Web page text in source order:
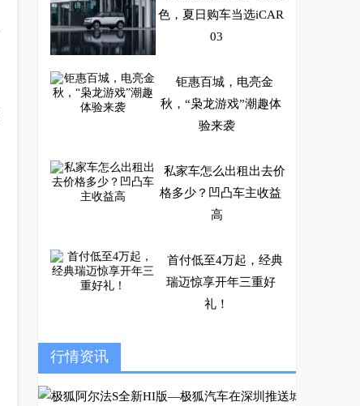
色，夏日购车当选iCAR
03
钜惠百城，电亮金
秋，“枭龙游戏”潮趣体
验来袭
私家车怎么出租出去价
格多少？凹凸车主收益
高
首付低至4万起，经典
瑞迈惊享开年三重好
礼！
场用户共创改装沙龙潮
流启动！
行情资讯